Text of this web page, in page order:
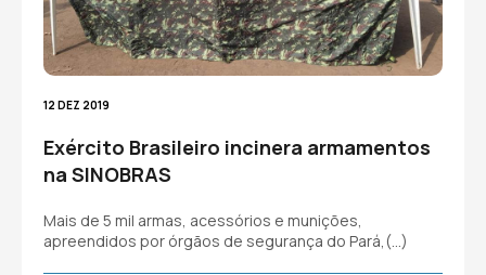
12 DEZ 2019
Exército Brasileiro incinera armamentos
na SINOBRAS
Mais de 5 mil armas, acessórios e munições,
apreendidos por órgãos de segurança do Pará,(…)